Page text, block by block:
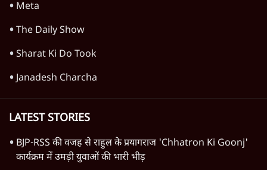
Meta
The Daily Show
Sharat Ki Do Took
Janadesh Charcha
LATEST STORIES
BJP-RSS की वजह से राहुल के प्रयागराज 'Chhatron Ki Goonj'
कार्यक्रम में उमड़ी युवाओं की भारी भीड़